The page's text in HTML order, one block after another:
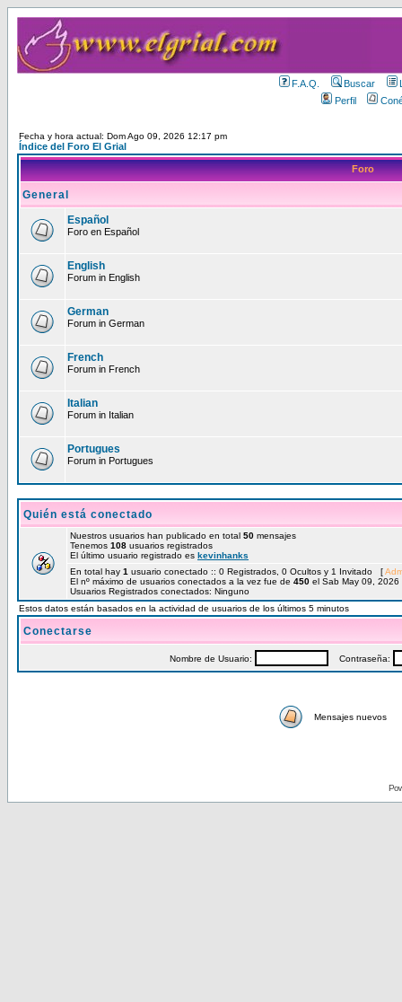
F.A.Q. Buscar
Perfil
Fecha y hora actual: Dom Ago 09, 2026 12:17 pm
Índice del Foro El Grial
Foro
General
Español
Foro en Español
English
Forum in English
German
Forum in German
French
Forum in French
Italian
Forum in Italian
Portugues
Forum in Portugues
Quién está conectado
Nuestros usuarios han publicado en total 50 mensajes
Tenemos 108 usuarios registrados
El último usuario registrado es kevinhanks
En total hay 1 usuario conectado :: 0 Registrados, 0 Ocultos y 1 Invitado [
El nº máximo de usuarios conectados a la vez fue de 450 el Sab May 09, 2026
Usuarios Registrados conectados: Ninguno
Estos datos están basados en la actividad de usuarios de los últimos 5 minutos
Conectarse
Nombre de Usuario: Contraseña:
Mensajes nuevos